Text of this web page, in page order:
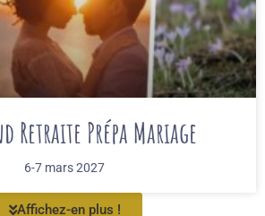
Retraite Prépa Mariage
6-7 mars 2027
Affichez-en plus !